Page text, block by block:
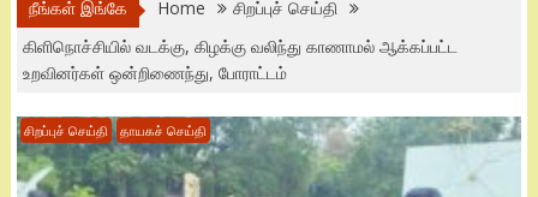
நீங்கள் இங்கே Home
சிறப்புச் செய்தி
கிளிநொச்சியில் வடக்கு, கிழக்கு வலிந்து காணாமல் ஆக்கப்பட்ட
உறவினர்கள் ஒன்றிணைந்து, போராட்டம்
சிறப்புச் செய்தி தாயகச் செய்தி